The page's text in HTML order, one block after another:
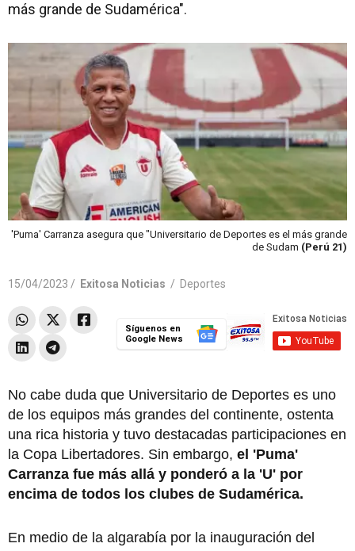
más grande de Sudamérica".
'Puma' Carranza asegura que "Universitario de Deportes es el más grande
de Sudam (Perú 21)
15/04/2023 / Exitosa Noticias / Deportes
Síguenos en
Google News
No cabe duda que Universitario de Deportes es uno
de los equipos más grandes del continente, ostenta
una rica historia y tuvo destacadas participaciones en
la Copa Libertadores. Sin embargo, el 'Puma'
Carranza fue más allá y ponderó a la 'U' por
encima de todos los clubes de Sudamérica.
En medio de la algarabía por la inauguración del